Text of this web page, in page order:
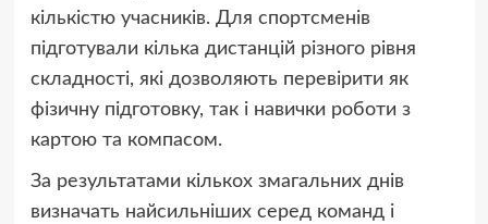
кількістю учасників. Для спортсменів
підготували кілька дистанцій різного рівня
складності, які дозволяють перевірити як
фізичну підготовку, так і навички роботи з
картою та компасом.
За результатами кількох змагальних днів
визначать найсильніших серед команд і